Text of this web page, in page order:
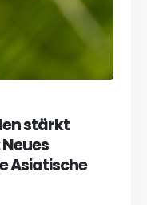
stärkt
Asiatische